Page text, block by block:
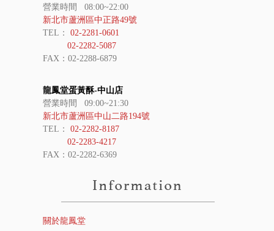
營業時間 08:00~22:00
新北市蘆洲區中正路49號
TEL： 02-2281-0601
02-2282-5087
FAX：02-2288-6879
龍鳳堂蛋黃酥-中山店
營業時間 09:00~21:30
新北市蘆洲區中山二路194號
TEL： 02-2282-8187
02-2283-4217
FAX：02-2282-6369
關於龍鳳堂